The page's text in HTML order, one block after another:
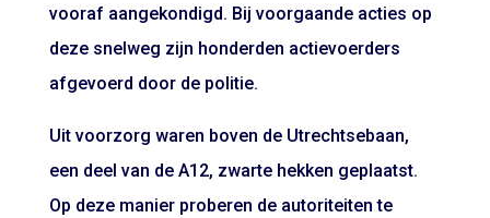
vooraf aangekondigd. Bij voorgaande acties op
deze snelweg zijn honderden actievoerders
afgevoerd door de politie.
Uit voorzorg waren boven de Utrechtsebaan,
een deel van de A12, zwarte hekken geplaatst.
Op deze manier proberen de autoriteiten te